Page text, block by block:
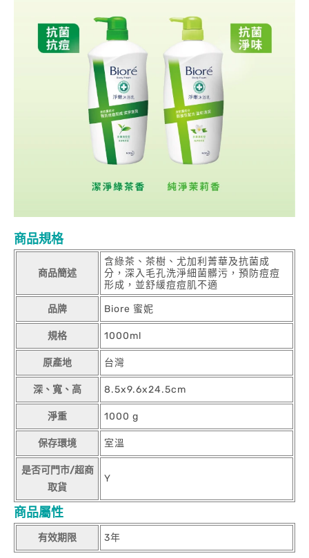
商品規格
商品簡述
含綠茶、茶樹、尤加利菁華及抗菌成
分，深入毛孔洗淨細菌髒污，預防痘痘
形成，並舒緩痘痘肌不適
品牌 Biore 蜜妮
規格 1000ml
原產地 台灣
深、寬、高 8.5x9.6x24.5cm
淨重 1000 g
保存環境 室溫
是否可門市/超商
取貨
Y
商品屬性
有效期限 3年